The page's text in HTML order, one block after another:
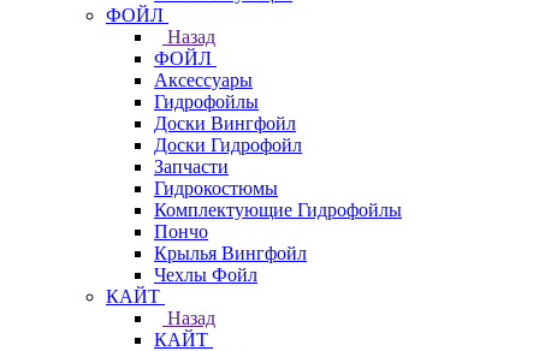
ФОЙЛ
Назад
ФОЙЛ
Аксессуары
Гидрофойлы
Доски Вингфойл
Доски Гидрофойл
Запчасти
Гидрокостюмы
Комплектующие Гидрофойлы
Пончо
Крылья Вингфойл
Чехлы Фойл
КАЙТ
Назад
КАЙТ